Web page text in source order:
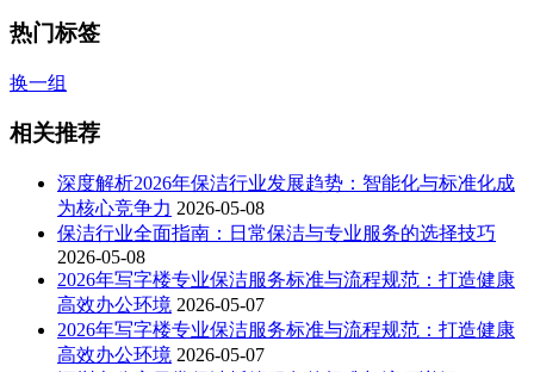
热门标签
换一组
相关推荐
深度解析2026年保洁行业发展趋势：智能化与标准化成
为核心竞争力 2026-05-08
保洁行业全面指南：日常保洁与专业服务的选择技巧
2026-05-08
2026年写字楼专业保洁服务标准与流程规范：打造健康
高效办公环境 2026-05-07
2026年写字楼专业保洁服务标准与流程规范：打造健康
高效办公环境 2026-05-07